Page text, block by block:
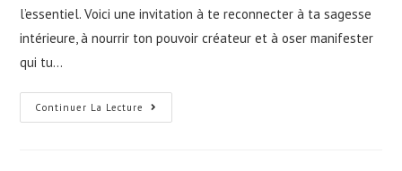
l’essentiel. Voici une invitation à te reconnecter à ta sagesse
intérieure, à nourrir ton pouvoir créateur et à oser manifester
qui tu…
Continuer La Lecture